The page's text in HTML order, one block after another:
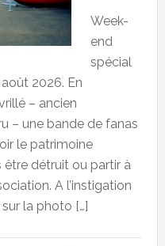
Week-
end
spécial
2026. En
– ancien
– une bande de fanas
le patrimoine
détruit ou partir à
A l’instigation
la photo […]